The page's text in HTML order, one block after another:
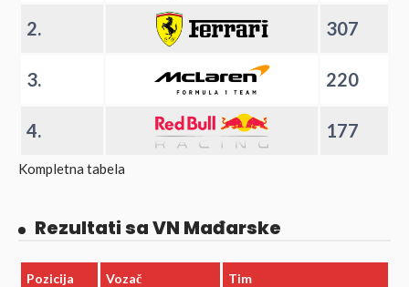
2. 307
3. 220
4. 177
Kompletna tabela
Rezultati sa VN Mađarske
Pozicija Vozač Tim